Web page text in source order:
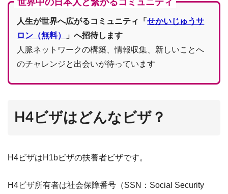
人生が世界へ広がるコミュニティ「せかいじゅうサ
ロン（無料）
」へ招待します
人脈ネットワークの構築、情報収集、新しいことへ
のチャレンジと出会いが待っています
H4ビザはどんなビザ？
H4ビザはH1bビザの扶養者ビザです。
H4ビザ所有者は社会保障番号（SSN：Social Security